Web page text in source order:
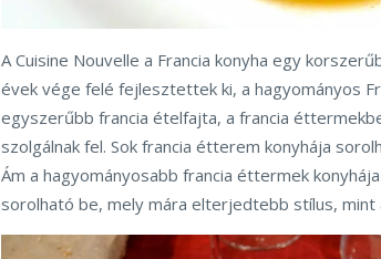
A Cuisine Nouvelle a Francia konyha egy
évek vége felé fejlesztettek ki, a hagyományos
egyszerűbb francia ételfajta, a francia
szolgálnak fel. Sok francia étterem konyhája
Ám a hagyományosabb francia éttermek
sorolható be, mely mára elterjedtebb stílus, mint